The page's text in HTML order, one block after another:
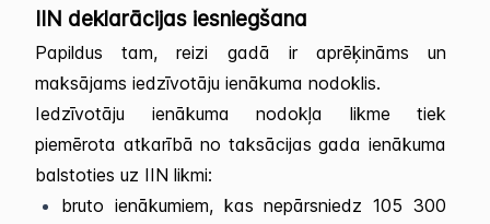
IIN deklarācijas iesniegšana
Papildus tam, reizi gadā ir aprēķināms un
maksājams iedzīvotāju ienākuma nodoklis.
Iedzīvotāju ienākuma nodokļa likme tiek
piemērota atkarībā no taksācijas gada ienākuma
balstoties uz IIN likmi:
bruto ienākumiem, kas nepārsniedz 105 300